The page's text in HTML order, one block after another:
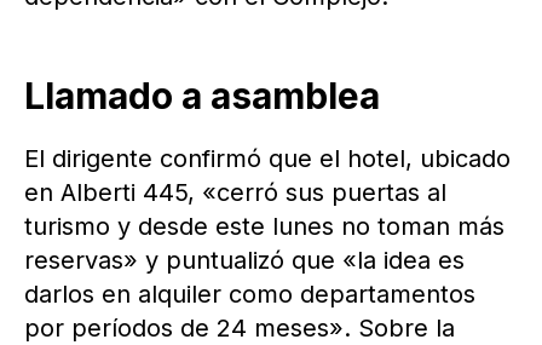
Llamado a asamblea
El dirigente confirmó que el hotel, ubicado
en Alberti 445, «cerró sus puertas al
turismo y desde este lunes no toman más
reservas» y puntualizó que «la idea es
darlos en alquiler como departamentos
por períodos de 24 meses». Sobre la